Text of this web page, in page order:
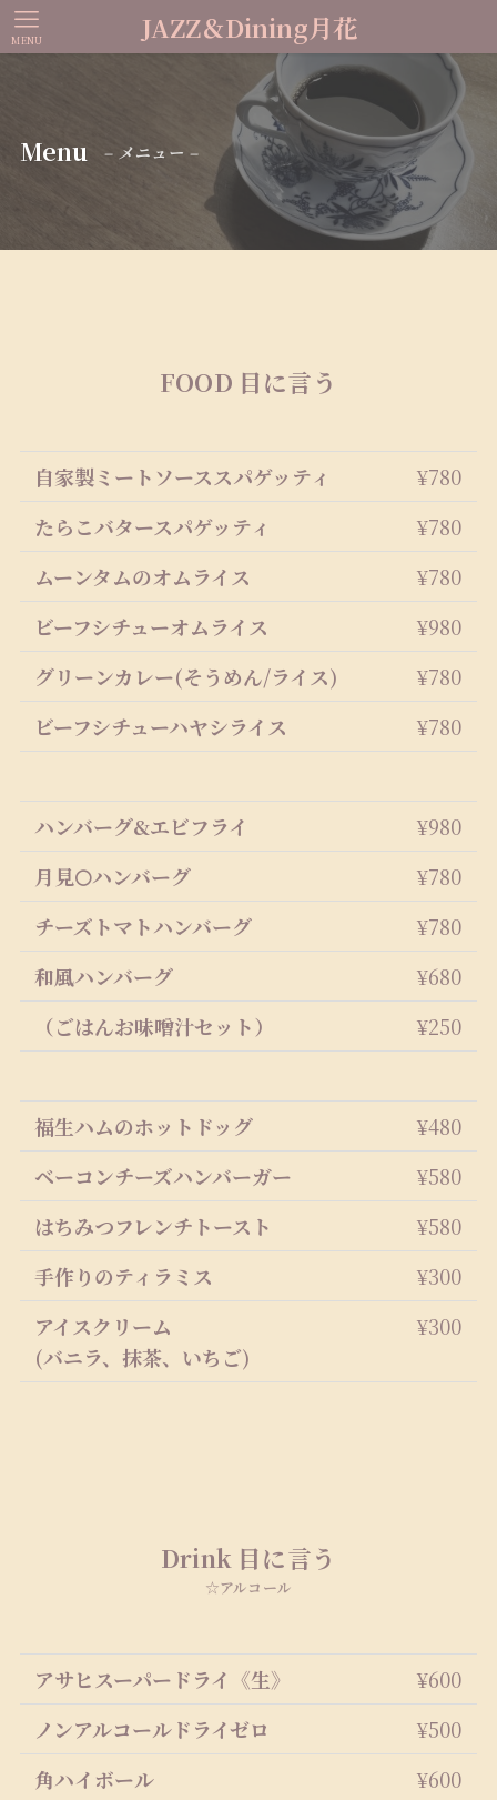
JAZZ＆Dining月花
MENU
Menu – メニュー –
FOOD 目に言う
自家製ミートソーススパゲッティ
¥780
たらこバタースパゲッティ
¥780
ムーンタムのオムライス
¥780
ビーフシチューオムライス
¥980
グリーンカレー(そうめん/ライス)
¥780
ビーフシチューハヤシライス
¥780
ハンバーグ&エビフライ
¥980
月見🌕ハンバーグ
¥780
チーズトマトハンバーグ
¥780
和風ハンバーグ
¥680
（ごはんお味噌汁セット）
¥250
福生ハムのホットドッグ
¥480
ベーコンチーズハンバーガー
¥580
はちみつフレンチトースト
¥580
手作りのティラミス
¥300
アイスクリーム
(バニラ、抹茶、いちご)
¥300
Drink 目に言う
☆アルコール
アサヒスーパードライ《生》
¥600
ノンアルコールドライゼロ
¥500
角ハイボール
¥600